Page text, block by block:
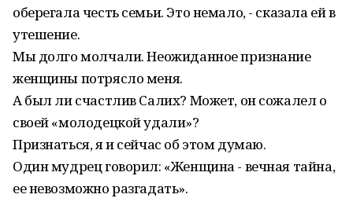
оберегала честь семьи. Это немало, - сказала ей в
утешение.
Мы долго молчали. Неожиданное признание
женщины потрясло меня.
А был ли счастлив Салих? Может, он сожалел о
своей «молодецкой удали»?
Признаться, я и сейчас об этом думаю.
Один мудрец говорил: «Женщина - вечная тайна,
ее невозможно разгадать».